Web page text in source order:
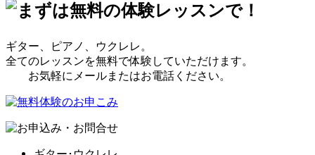
リ
ギター、ピアノ、ウクレレ。
全てのレッスンを無料で体験していただけます。
お気軽にメールまたはお電話ください。